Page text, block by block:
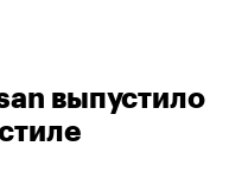
выпустило